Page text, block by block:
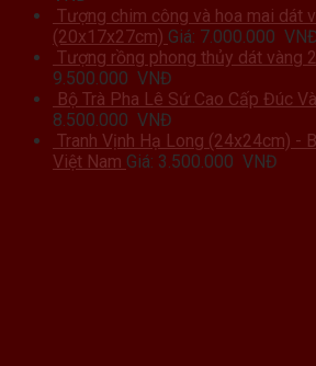
Tượng chim công và hoa mai dát
(20x17x27cm) Giá: 7.000.000
Tượng rồng phong thủy dát vàng
9.500.000 VNĐ
Bộ Trà Pha Lê Sứ Cao Cấp Đúc
8.500.000 VNĐ
Tranh Vịnh Hạ Long (24x24cm) -
Việt Nam Giá: 3.500.000 VNĐ